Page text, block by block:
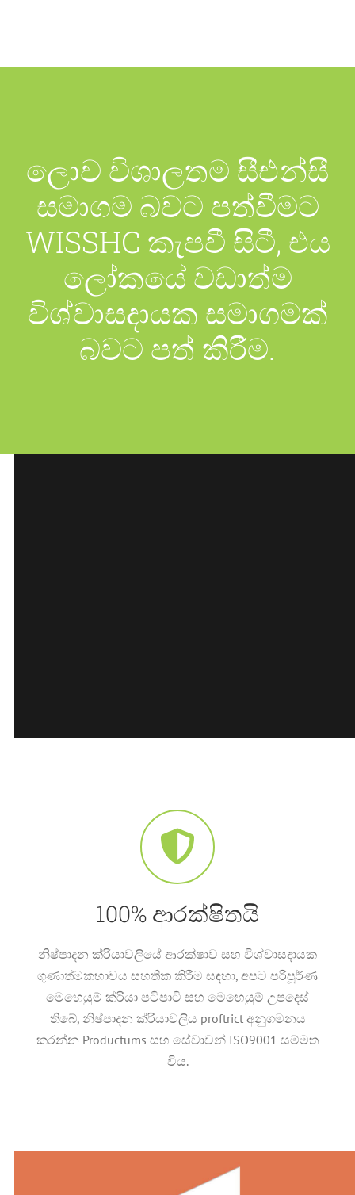
ලොව විශාලතම සීඑන්සී
සමාගම බවට පත්වීමට
WISSHC කැපවී සිටී, එය
ලෝකයේ වඩාත්ම
විශ්වාසදායක සමාගමක්
බවට පත් කිරීම.
100% ආරක්ෂිතයි
නිෂ්පාදන ක්රියාවලියේ ආරක්ෂාව සහ විශ්වාසදායක
ගුණාත්මකභාවය සහතික කිරීම සඳහා, අපට පරිපූර්ණ
මෙහෙයුම් ක්රියා පටිපාටි සහ මෙහෙයුම් උපදෙස්
තිබේ, නිෂ්පාදන ක්රියාවලිය proftrict අනුගමනය
කරන්න Productums සහ සේවාවන් ISO9001 සම්මත
විය.